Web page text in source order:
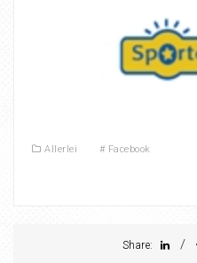
Allerlei # Facebook
Share: /